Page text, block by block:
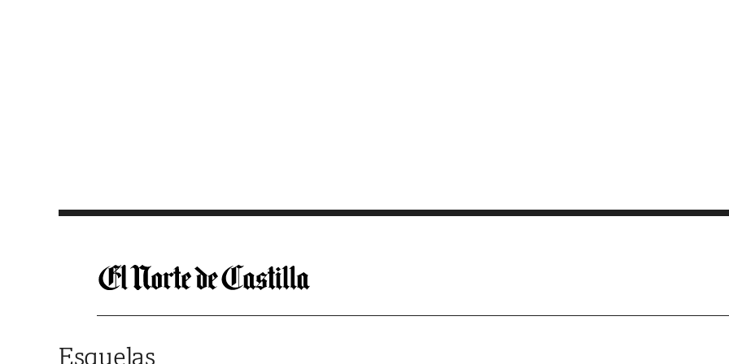
Esquelas